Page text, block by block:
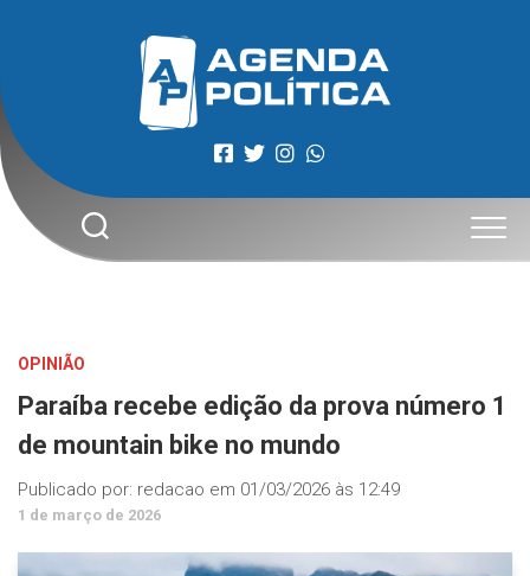
OPINIÃO
Paraíba recebe edição da prova número 1
de mountain bike no mundo
Publicado por: redacao em 01/03/2026 às 12:49
1 de março de 2026